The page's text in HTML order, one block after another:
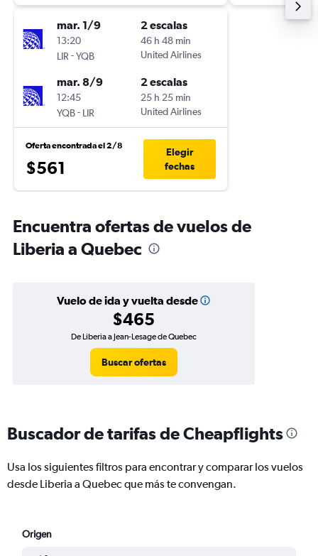
mar. 1/9
13:20
LIR -YQB
2 escalas
46 h 48 min
United Airlines
mar. 8/9
12:45
YQB- LIR
2 escalas
25 h 25 min
United Airlines
Oferta encontrada el 2/8
$561
Elegir
fechas
Encuentra ofertas de vuelos de
Liberia a Quebec
Vuelo de ida y vuelta desde
$465
De Liberia a Jean-Lesage de Quebec
Buscar ofertas
Buscador de tarifas de Cheapflights
Usa los siguientes filtros para encontrar y comparar los vuelos
desde Liberia a Quebec que más te convengan.
Origen